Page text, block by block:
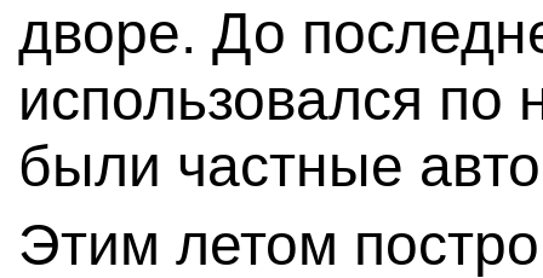
дворе. До
использовался
были частные
Этим летом